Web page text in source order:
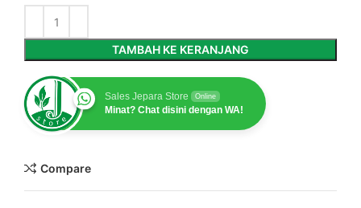
TAMBAH KE KERANJANG
Sales Jepara Store Online
Minat? Chat disini dengan WA!
Compare